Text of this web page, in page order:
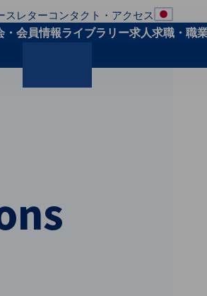
スレターコンタクト・アクセス
地域の
・会員情報ライブラリー求人求職・職